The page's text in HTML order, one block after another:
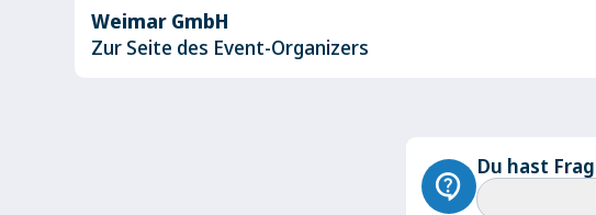
Weimar GmbH
Zur Seite des Event-Organizers
contact_support Du hast